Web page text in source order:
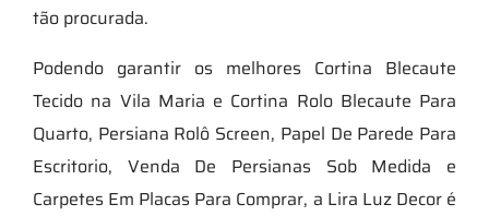
tão procurada.
Podendo garantir os melhores Cortina Blecaute
Tecido na Vila Maria e Cortina Rolo Blecaute Para
Quarto, Persiana Rolô Screen, Papel De Parede Para
Escritorio, Venda De Persianas Sob Medida e
Carpetes Em Placas Para Comprar, a Lira Luz Decor é